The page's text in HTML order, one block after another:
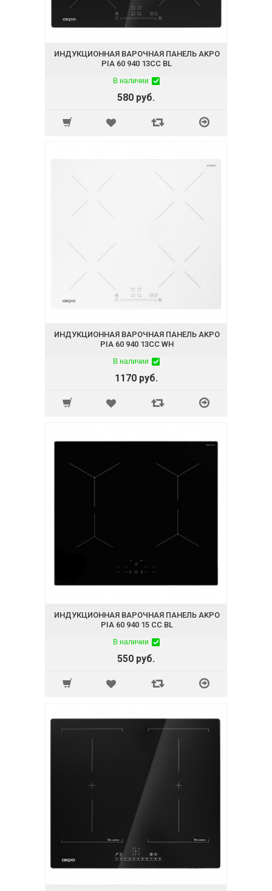
ИНДУКЦИОННАЯ ВАРОЧНАЯ ПАНЕЛЬ AKPO
PIA 60 940 13CC BL
В наличии
580 руб.
ИНДУКЦИОННАЯ ВАРОЧНАЯ ПАНЕЛЬ AKPO
PIA 60 940 13CC WH
В наличии
1170 руб.
ИНДУКЦИОННАЯ ВАРОЧНАЯ ПАНЕЛЬ AKPO
PIA 60 940 15 CC BL
В наличии
550 руб.